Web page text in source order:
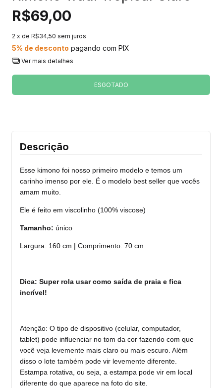
R$69,00
2 x de R$34,50 sem juros
5% de desconto pagando com PIX
Ver mais detalhes
Descrição
Esse kimono foi nosso primeiro modelo e temos um
carinho imenso por ele. É o modelo best seller que vocês
amam muito.
Ele é feito em viscolinho (100% viscose)
Tamanho: único
Largura: 160 cm | Comprimento: 70 cm
Dica: Super rola usar como saída de praia e fica
incrível!
Atenção: O tipo de dispositivo (celular, computador,
tablet) pode influenciar no tom da cor fazendo com que
você veja levemente mais claro ou mais escuro. Além
disso o lote também pode vir levemente diferente.
Estampa rotativa, ou seja, a estampa pode vir em local
diferente do que aparece na foto do site.